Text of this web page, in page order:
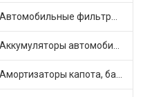
Автомобильные фильтры (1)
Аккумуляторы автомобильные (1)
Амортизаторы капота, багажника (6)